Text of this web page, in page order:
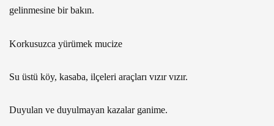
gelinmesine bir bakın.
Korkusuzca yürümek mucize
Su üstü köy, kasaba, ilçeleri araçları vızır vızır.
Duyulan ve duyulmayan kazalar ganime.